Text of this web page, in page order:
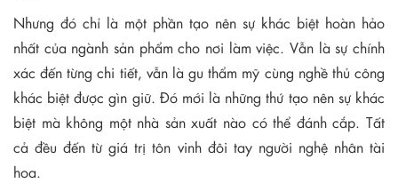
Nhưng đó chỉ là một phần tạo nên sự khác biệt hoàn hảo
nhất của ngành sản phẩm cho nơi làm việc. Vẫn là sự chính
xác đến từng chi tiết, vẫn là gu thẩm mỹ cùng nghề thủ công
khác biệt được gìn giữ. Đó mới là những thứ tạo nên sự khác
biệt mà không một nhà sản xuất nào có thể đánh cắp. Tất
cả đều đến từ giá trị tôn vinh đôi tay người nghệ nhân tài
hoa.